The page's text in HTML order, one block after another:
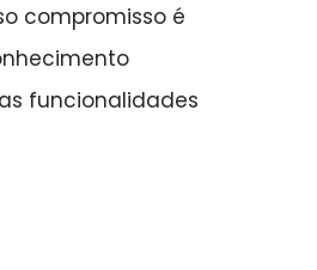
compromisso é
funcionalidades